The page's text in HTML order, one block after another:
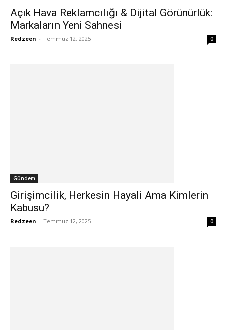
Açık Hava Reklamcılığı & Dijital Görünürlük:
Markaların Yeni Sahnesi
Redzeen - Temmuz 12, 2025 0
Gündem
Girişimcilik, Herkesin Hayali Ama Kimlerin
Kabusu?
Redzeen - Temmuz 12, 2025 0